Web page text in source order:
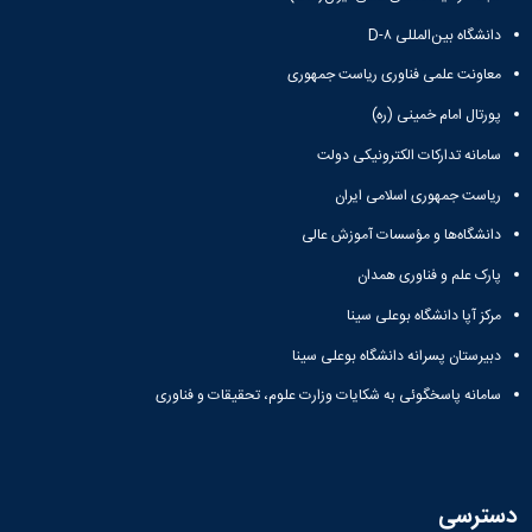
اجتماعی
حمایت
و
پشتیبانی
فرهنگی
اجتماعی
نمودار
ارتباط با
معاونت
تماس
با
ما
نشانی
واحد
نام
انجمن
های
افتخارات
کسب
شده
تشکلهای
اسلامی
معرفی
کارشناسان
لیست
تشکل
فعال
آئین
ثبت
سینا
جشنواره
فرهنگی
و
"
کرونا
برای
همدلی"
فرم
های
نام
آنلاین
های
اخبار
تشکل
های
اخبار
کانون
های
فرهنگی
و
اجتماعی
گالری
تصاویر
مراسم
دانشجویان
جدیدالورود
مراسم
دانشگاه بین‌المللی D-۸
معاونت علمی فناوری ریاست جمهوری
پورتال امام خمینی (ره)
سامانه تدارکات الکترونیکی دولت
ریاست جمهوری اسلامی ایران
دانشگاه‌ها و مؤسسات آموزش عالی
پارک علم و فناوری همدان
مرکز آپا دانشگاه بوعلی سینا
دبیرستان پسرانه دانشگاه بوعلی سینا
سامانه پاسخگوئی به شکایات وزارت علوم، تحقیقات و فناوری
دسترسی